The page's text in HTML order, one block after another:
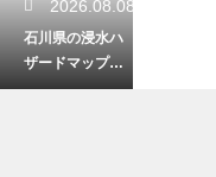
2026.08.08
石川県の浸水ハ
ザードマップの
見方は？色や記